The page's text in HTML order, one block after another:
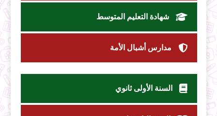
شهادة التعليم المتوسط
مدارس أشبال الأمة
السنة الأولى ثانوي